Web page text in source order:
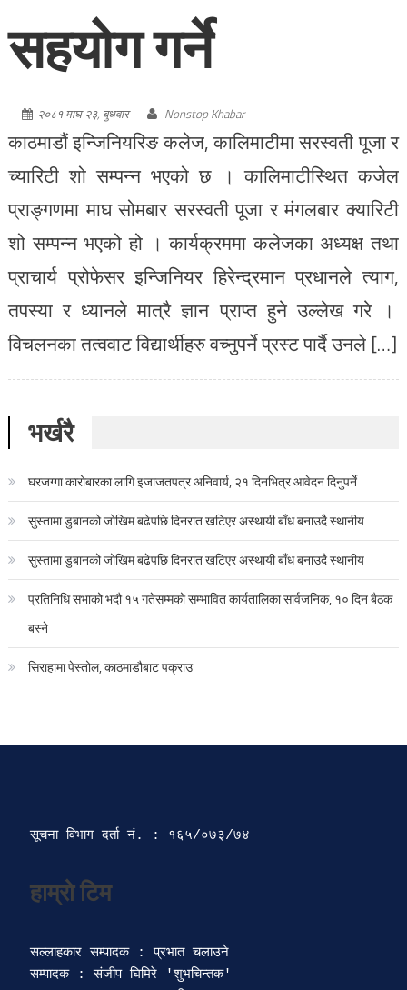
सहयोग गर्ने
२०८१ माघ २३, बुधवार Nonstop Khabar
काठमाडौं इन्जिनियरिङ कलेज, कालिमाटीमा सरस्वती पूजा र
च्यारिटी शो सम्पन्न भएको छ । कालिमाटीस्थित कजेल
प्राङ्गणमा माघ सोमबार सरस्वती पूजा र मंगलबार क्यारिटी
शो सम्पन्न भएको हो । कार्यक्रममा कलेजका अध्यक्ष तथा
प्राचार्य प्रोफेसर इन्जिनियर हिरेन्द्रमान प्रधानले त्याग,
तपस्या र ध्यानले मात्रै ज्ञान प्राप्त हुने उल्लेख गरे ।
विचलनका तत्ववाट विद्यार्थीहरु वच्नुपर्ने प्रस्ट पार्दै उनले […]
भर्खरै
घरजग्गा कारोबारका लागि इजाजतपत्र अनिवार्य, २१ दिनभित्र आवेदन दिनुपर्ने
सुस्तामा डुबानको जोखिम बढेपछि दिनरात खटिएर अस्थायी बाँध बनाउदै स्थानीय
सुस्तामा डुबानको जोखिम बढेपछि दिनरात खटिएर अस्थायी बाँध बनाउदै स्थानीय
प्रतिनिधि सभाको भदौ १५ गतेसम्मको सम्भावित कार्यतालिका सार्वजनिक, १० दिन बैठक
बस्ने
सिराहामा पेस्तोल, काठमाडौबाट पक्राउ
सूचना विभाग दर्ता‍ नं. : १६५/०७३/७४
हाम्रो टिम
सल्लाहकार सम्पादक : प्रभात चलाउने
सम्पादक : संजीप घिमिरे 'शुभचिन्तक'